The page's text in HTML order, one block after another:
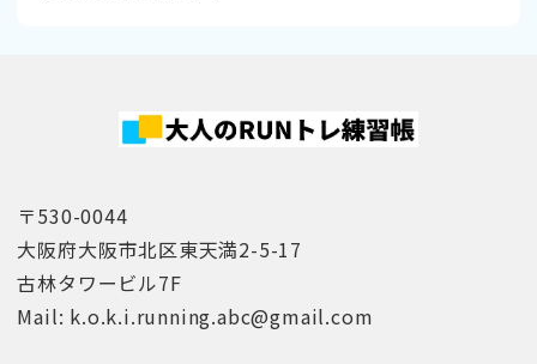
〒530-0044
大阪府大阪市北区東天満2-5-17
古林タワービル7F
Mail: k.o.k.i.running.abc@gmail.com